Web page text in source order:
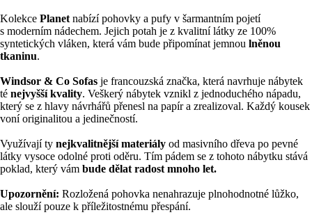
Kolekce Planet nabízí pohovky a pufy v šarmantním pojetí
s moderním nádechem. Jejich potah je z kvalitní látky ze 100%
syntetických vláken, která vám bude připomínat jemnou lněnou
tkaninu.
Windsor & Co Sofas je francouzská značka, která navrhuje nábytek
té nejvyšší kvality. Veškerý nábytek vznikl z jednoduchého nápadu,
který se z hlavy návrhářů přenesl na papír a zrealizoval. Každý kousek
voní originalitou a jedinečností.
Využívají ty nejkvalitnější materiály od masivního dřeva po pevné
látky vysoce odolné proti oděru. Tím pádem se z tohoto nábytku stává
poklad, který vám bude dělat radost mnoho let.
Upozornění: Rozložená pohovka nenahrazuje plnohodnotné lůžko,
ale slouží pouze k příležitostnému přespání.